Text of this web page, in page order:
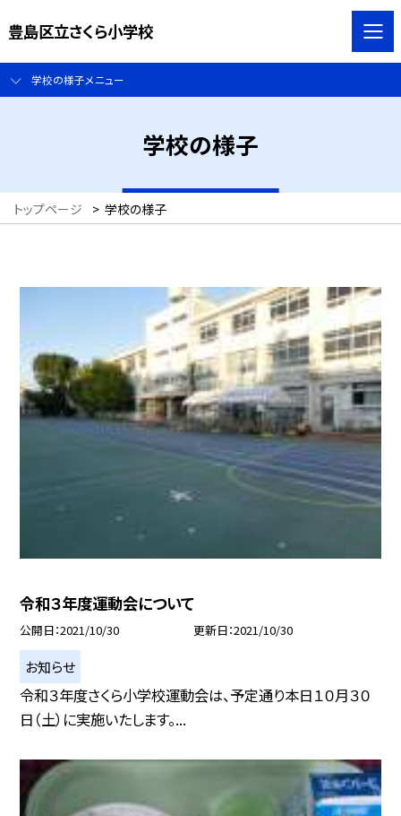
豊島区立さくら小学校
学校の様子メニュー
学校の様子
トップページ > 学校の様子
令和３年度運動会について
公開日 2021/10/30 更新日 2021/10/30
お知らせ
令和３年度さくら小学校運動会は、予定通り本日１０月３０
日（土）に実施いたします。...